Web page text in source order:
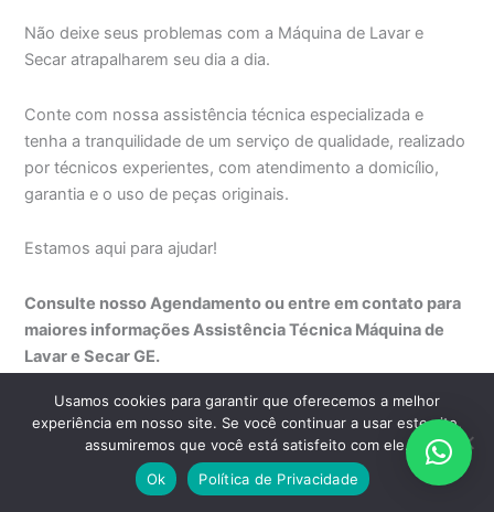
Não deixe seus problemas com a Máquina de Lavar e
Secar atrapalharem seu dia a dia.
Conte com nossa assistência técnica especializada e
tenha a tranquilidade de um serviço de qualidade, realizado
por técnicos experientes, com atendimento a domicílio,
garantia e o uso de peças originais.
Estamos aqui para ajudar!
Consulte nosso Agendamento ou entre em contato para
maiores informações Assistência Técnica Máquina de
Lavar e Secar GE.
Assistência Técnica Máquina de Lavar e Secar GE
Aclimação
Assistência Técnica Máquina de Lavar e Secar GE Adolfo
Usamos cookies para garantir que oferecemos a melhor
experiência em nosso site. Se você continuar a usar este site,
assumiremos que você está satisfeito com ele.
Ok
Política de Privacidade